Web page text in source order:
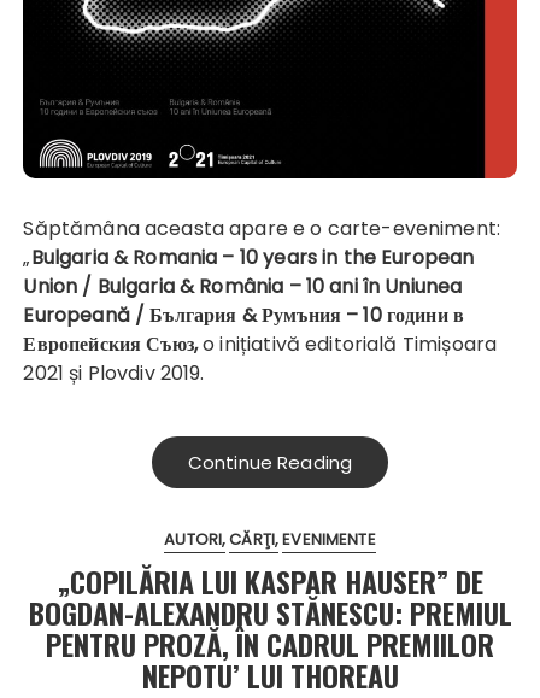
Săptămâna aceasta apare e o carte-eveniment:
„Bulgaria & Romania – 10 years in the European
Union / Bulgaria & România – 10 ani în Uniunea
Europeană / България & Румъния – 10 години в
Европейския Съюз,o inițiativă editorială Timișoara
2021 și Plovdiv 2019.
Continue Reading
AUTORI CĂRŢI EVENIMENTE
„COPILĂRIA LUI KASPAR HAUSER” DE
BOGDAN-ALEXANDRU STĂNESCU: PREMIUL
PENTRU PROZĂ, ÎN CADRUL PREMIILOR
NEPOTU’ LUI THOREAU